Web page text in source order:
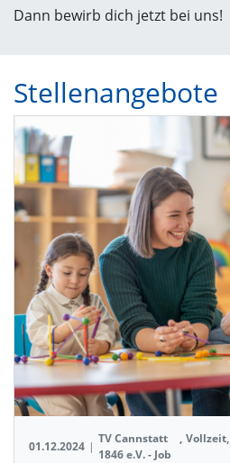
Dann bewirb dich jetzt bei uns!
Stellenangebote
01.12.2024 |
TV Cannstatt
1846 e.V. - Job
, Vollzeit,